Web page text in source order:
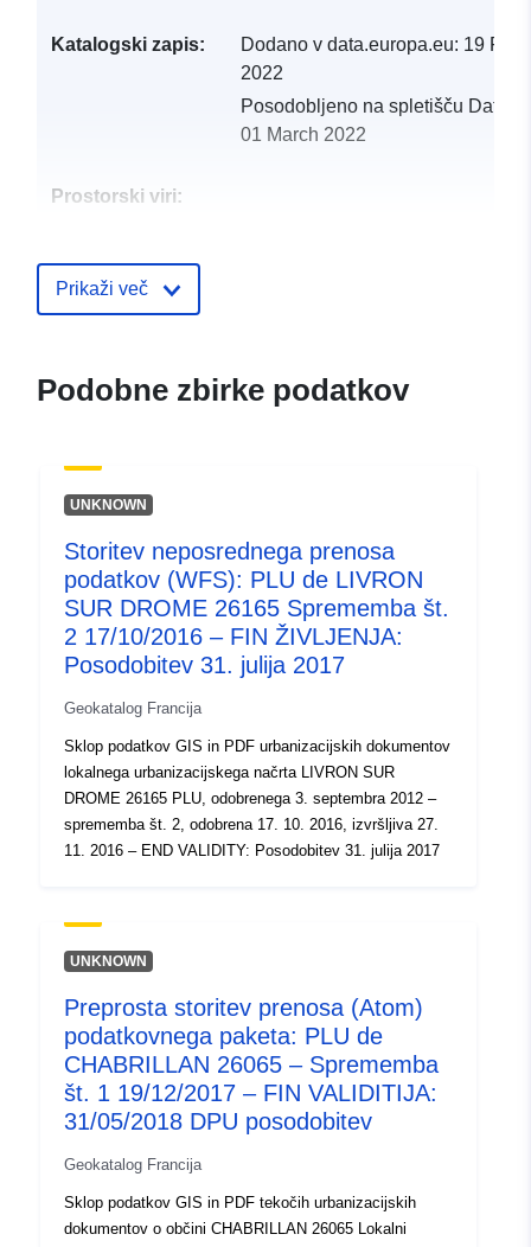
Katalogski zapis: Dodano v data.europa.eu: 19
2022
Posodobljeno na spletišču
01 March 2022
Prostorski viri:
5ea086e70dd8
Tip: Vir: http://inspire.ec.europa.eu/
codelist/SpatialDataServiceType/
Prikaži več
Podobne zbirke podatkov
UNKNOWN
Storitev neposrednega prenosa
podatkov (WFS): PLU de LIVRON
SUR DROME 26165 Sprememba št.
2 17/10/2016 – FIN ŽIVLJENJA:
Posodobitev 31. julija 2017
Geokatalog Francija
Sklop podatkov GIS in PDF urbanizacijskih dokumentov
lokalnega urbanizacijskega načrta LIVRON SUR
DROME 26165 PLU, odobrenega 3. septembra 2012 –
sprememba št. 2, odobrena 17. 10. 2016, izvršljiva 27.
11. 2016 – END VALIDITY: Posodobitev 31. julija 2017
UNKNOWN
Preprosta storitev prenosa (Atom)
podatkovnega paketa: PLU de
CHABRILLAN 26065 – Sprememba
št. 1 19/12/2017 – FIN VALIDITIJA:
31/05/2018 DPU posodobitev
Geokatalog Francija
Sklop podatkov GIS in PDF tekočih urbanizacijskih
dokumentov o občini CHABRILLAN 26065 Lokalni